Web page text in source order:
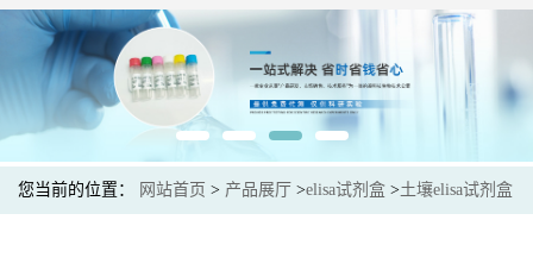
您当前的位置： 网站首页 > 产品展厅 >elisa试剂盒 >土壤elisa试剂盒